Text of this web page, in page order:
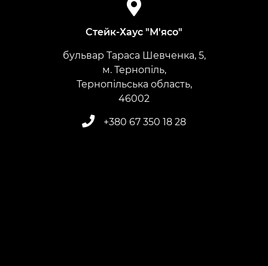
Стейк-Хаус "М'ясо"
бульвар Тараса Шевченка, 5,
м. Тернопіль,
Тернопільська область,
​​​​​​​46002
+380 67 350 18 28